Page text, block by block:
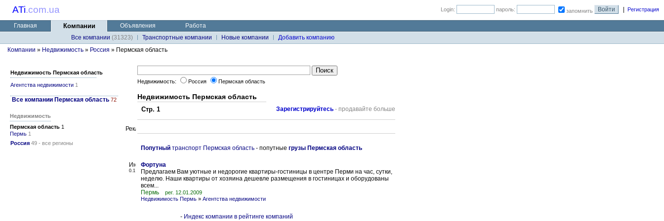
ATi.com.ua Login: пароль: запомнить Регистрация
Главная Компании Объявления
Работа
Все компании (31323) Транспортные компании Новые компании
Добавить компанию
Компании » Недвижимость » Россия » Пермская область
Недвижимость Пермская область
Агентства недвижимости 1
Все компании Пермская область 72
Недвижимость
Пермская область 1
Пермь 1
Россия 49 - все регионы
Недвижимость: Россия Пермская область
Недвижимость Пермская область
Стр. 1 Зарегистрируйтесь - продавайте больше
Попутный транспорт Пермская область - попутные грузы Пермская область
0.1
Фортуна
Предлагаем Вам уютные и недорогие квартиры-гостиницы в центре Перми на час, сутки,
неделю. Наши квартиры от хозяина дешевле размещения в гостиницах и оборудованы
всем...
Пермь
рег. 12.01.2009
Недвижимость Пермь » Агентства недвижимости
- Индекс компании в рейтинге компаний